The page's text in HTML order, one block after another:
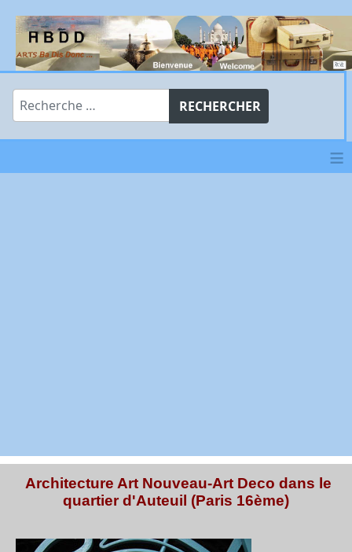
Rechercher
RECHERCHER
≡
Architecture Art Nouveau-Art Deco dans le
quartier d'Auteuil (Paris 16ème)